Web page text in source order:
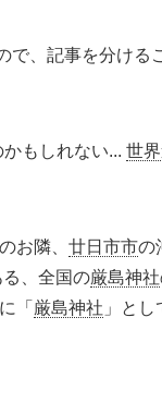
で、記事を分ける
もしれない... 世
のお隣、 廿日市市の
る、全国の厳島神社
に「 厳島神社 」と